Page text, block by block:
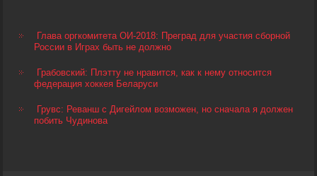
Глава оргкомитета ОИ-2018: Преград для участия сборной
России в Играх быть не должно
Грабовский: Плэтту не нравится, как к нему относится
федерация хоккея Беларуси
Грувс: Реванш с Дигейлом возможен, но сначала я должен
побить Чудинова